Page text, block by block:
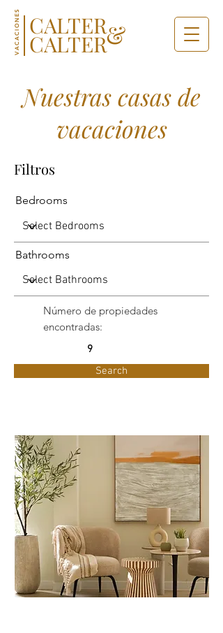
CALTER
CALTER
VACACIONES
&
Nuestras casas de
vacaciones
Filtros
Bedrooms
Bathrooms
Número de propiedades
encontradas:
9
Search